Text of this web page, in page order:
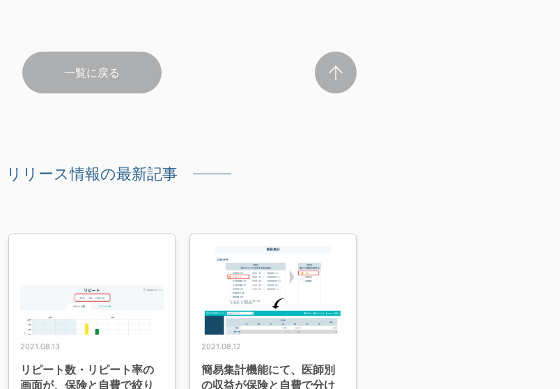
一覧に戻る
リリース情報の最新記事
2021.08.13
リピート数・リピート率の
画面が、保険と自費で絞り
2021.08.12
簡易集計機能にて、医師別
の収益が保険と自費で分け